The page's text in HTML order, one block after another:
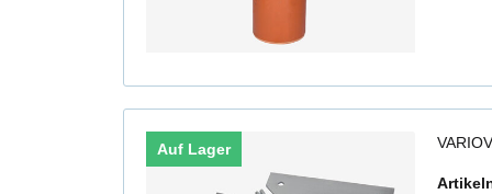
Auf Lager